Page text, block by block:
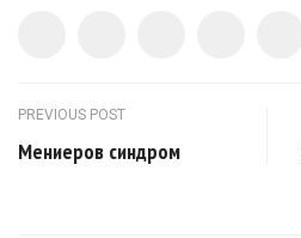
Post navigation
PREVIOUS POST
Мениеров синдром